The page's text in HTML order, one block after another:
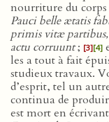
nourriture du corps
Pauci belle ætatis
primis vitæ
actu corruunt; [3][4]
les a tout à fait
studieux travaux.
d’esprit, tel un
continua de
est mort en